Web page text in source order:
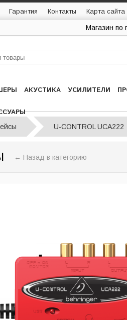
Гарантия Контакты Карта сайта
Магазин по
АКУСТИКА УСИЛИТЕЛИ
U-CONTROL UCA222
← Назад в категорию